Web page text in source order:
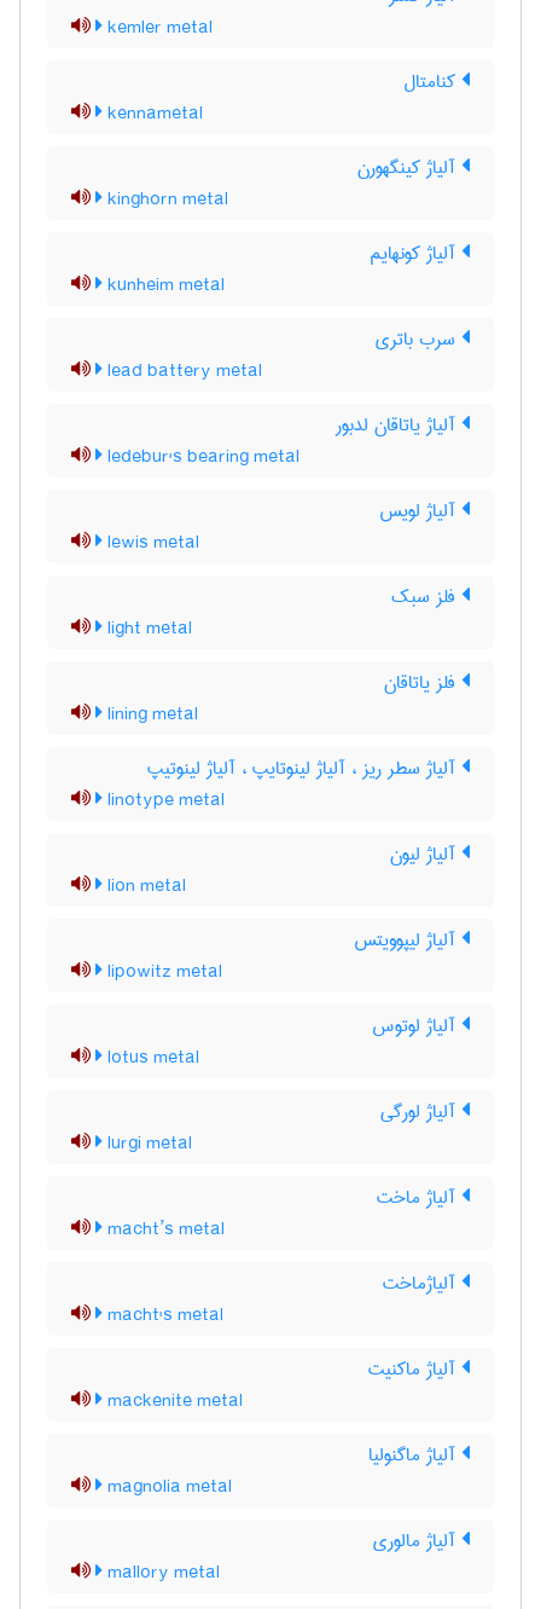
kemler metal
کنامتال
kennametal
آلیاژ کینگهورن
kinghorn metal
آلیاژ کونهایم
kunheim metal
سرب باتری
lead battery metal
آلیاژ یاتاقان لدبور
ledebur's bearing metal
آلیاژ لویس
lewis metal
فلز سبک
light metal
فلز یاتاقان
lining metal
آلیاژ سطر ریز ، آلیاژ لینوتایپ ، آلیاژ لینوتیپ
linotype metal
آلیاژ لیون
lion metal
آلیاژ لیپوویتس
lipowitz metal
آلیاژ لوتوس
lotus metal
آلیاژ لورگی
lurgi metal
آلیاژ ماخت
macht’s metal
آلیاژماخت
macht's metal
آلیاژ ماکنیت
mackenite metal
آلیاژ ماگنولیا
magnolia metal
آلیاژ مالوری
mallory metal